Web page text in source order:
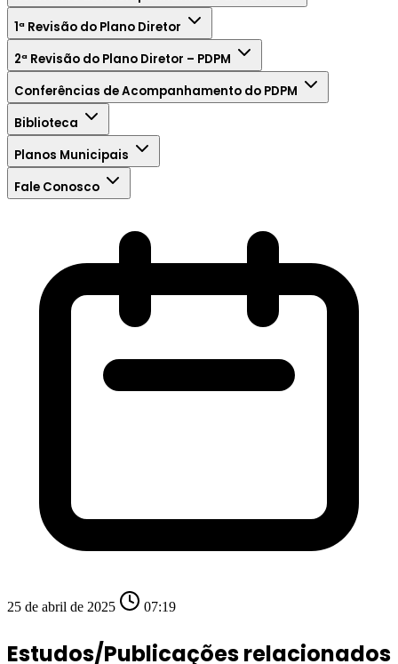
1ª Revisão do Plano Diretor
2ª Revisão do Plano Diretor – PDPM
Conferências de Acompanhamento do PDPM
Biblioteca
Planos Municipais
Fale Conosco
25 de abril de 2025 07:19
Estudos/Publicações relacionados